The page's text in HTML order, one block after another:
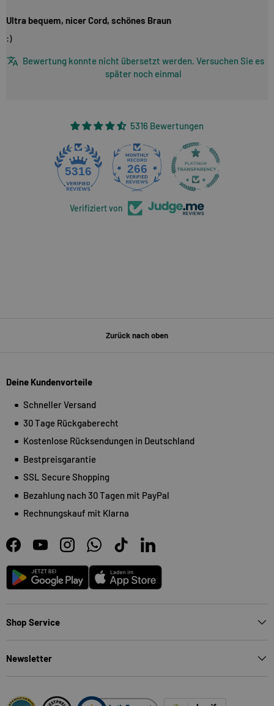
Ultra bequem, nicer Cord, schönes Braun
:)
Bewertung konnte nicht übersetzt werden. Versuchen Sie es
später noch einmal
5316 Bewertungen
5316 266
Verifiziert von
Zurück nach oben
Deine Kundenvorteile
Schneller Versand
30 Tage Rückgaberecht
Kostenlose Rücksendungen in Deutschland
Bestpreisgarantie
SSL Secure Shopping
Bezahlung nach 30 Tagen mit PayPal
Rechnungskauf mit Klarna
FacebookYouTubeInstagramWhatsAppTikTokLinkedIn
Android App Store
Shop Service
Newsletter